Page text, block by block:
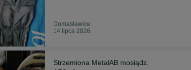
Domasławice
14 lipca 2026
Strzemiona MetalAB mosiądz.